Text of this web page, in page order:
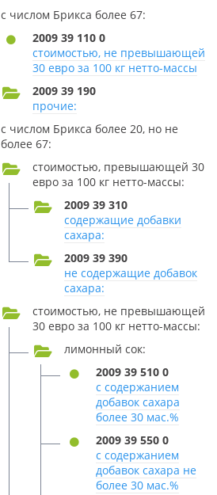
с числом Брикса более 67:
2009 39 110 0
стоимостью, не превышающей
30 евро за 100 кг нетто-массы
2009 39 190
прочие:
с числом Брикса более 20, но не
более 67:
стоимостью, превышающей 30
евро за 100 кг нетто-массы:
2009 39 310
содержащие добавки
сахара:
2009 39 390
не содержащие добавок
сахара:
стоимостью, не превышающей
30 евро за 100 кг нетто-массы:
лимонный сок:
2009 39 510 0
с содержанием
добавок сахара
более 30 мас.%
2009 39 550 0
с содержанием
добавок сахара не
более 30 мас.%